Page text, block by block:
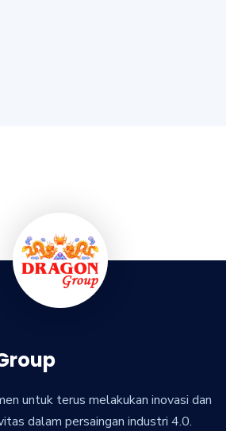
untuk terus melakukan inovasi dan
dalam persaingan industri 4.0.